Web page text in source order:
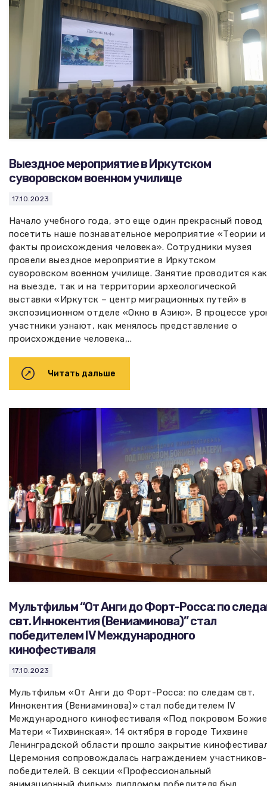
Выездное мероприятие в Иркутском
суворовском военном училище
17.10.2023
Начало учебного года, это еще один прекрасный повод
посетить наше познавательное мероприятие «Теории и
факты происхождения человека». Сотрудники музея
провели выездное мероприятие в Иркутском
суворовском военном училище. Занятие проводится как
на выезде, так и на территории археологической
выставки «Иркутск – центр миграционных путей» в
экспозиционном отделе «Окно в Азию». В процессе
участники узнают, как менялось представление о
происхождение человека,..
Читать дальше
Мультфильм “От Анги до Форт-Росса: по
свт. Иннокентия (Вениаминова)” стал
победителем IV Международного
кинофестиваля
17.10.2023
Мультфильм «От Анги до Форт-Росса: по следам свт.
Иннокентия (Вениаминова)» стал победителем IV
Международного кинофестиваля «Под покровом
Матери «Тихвинская». 14 октября в городе Тихвине
Ленинградской области прошло закрытие
Церемония сопровождалась награждением участников-
победителей. В секции «Профессиональный